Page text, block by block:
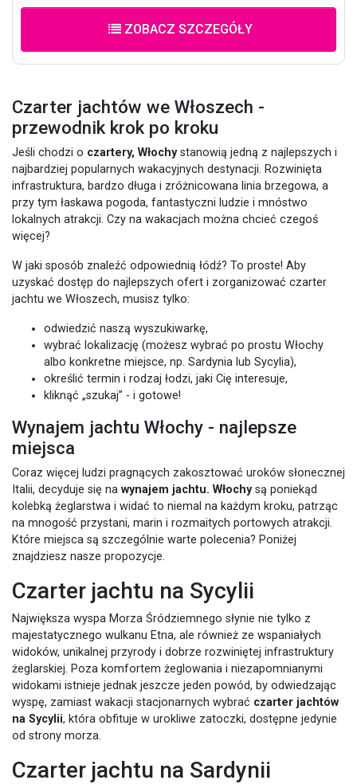
ZOBACZ SZCZEGÓŁY
Czarter jachtów we Włoszech -
przewodnik krok po kroku
Jeśli chodzi o czartery, Włochystanowią jedną z najlepszych i
najbardziej popularnych wakacyjnych destynacji. Rozwinięta
infrastruktura, bardzo długa i zróżnicowana linia brzegowa, a
przy tym łaskawa pogoda, fantastyczni ludzie i mnóstwo
lokalnych atrakcji. Czy na wakacjach można chcieć czegoś
więcej?
W jaki sposób znaleźć odpowiednią łódź? To proste! Aby
uzyskać dostęp do najlepszych ofert i zorganizować czarter
jachtu we Włoszech, musisz tylko:
odwiedzić naszą wyszukiwarkę,
wybrać lokalizację (możesz wybrać po prostu Włochy
albo konkretne miejsce, np. Sardynia lub Sycylia),
określić termin i rodzaj łodzi, jaki Cię interesuje,
kliknąć „szukaj” - i gotowe!
Wynajem jachtu Włochy - najlepsze
miejsca
Coraz więcej ludzi pragnących zakosztować uroków słonecznej
Italii, decyduje się na wynajem jachtu. Włochysą poniekąd
kolebką żeglarstwa i widać to niemal na każdym kroku, patrząc
na mnogość przystani, marin i rozmaitych portowych atrakcji.
Które miejsca są szczególnie warte polecenia? Poniżej
znajdziesz nasze propozycje.
Czarter jachtu na Sycylii
Największa wyspa Morza Śródziemnego słynie nie tylko z
majestatycznego wulkanu Etna, ale również ze wspaniałych
widoków, unikalnej przyrody i dobrze rozwiniętej infrastruktury
żeglarskiej. Poza komfortem żeglowania i niezapomnianymi
widokami istnieje jednak jeszcze jeden powód, by odwiedzając
wyspę, zamiast wakacji stacjonarnych wybrać czarter jachtów
na Sycylii, która obfituje w urokliwe zatoczki, dostępne jedynie
od strony morza.
Czarter jachtu na Sardynii